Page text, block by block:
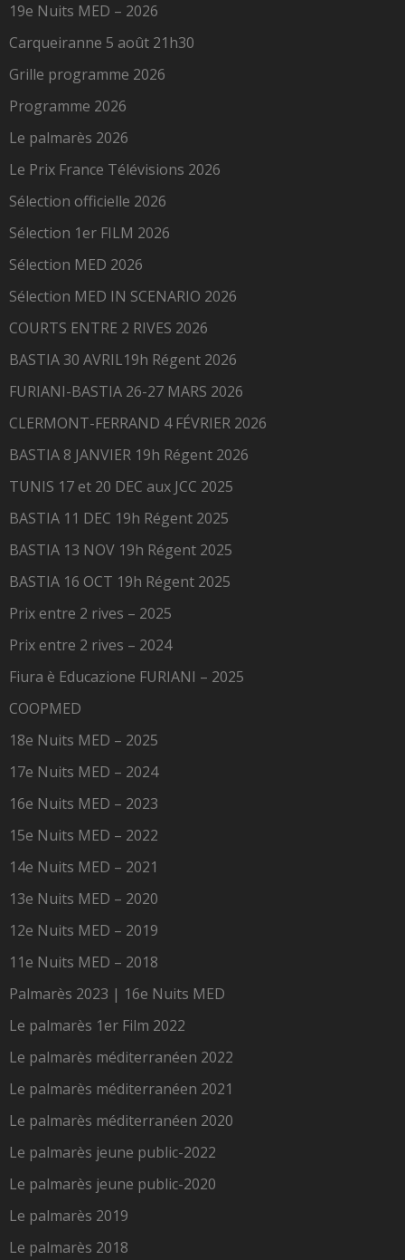
19e Nuits MED – 2026
Carqueiranne 5 août 21h30
Grille programme 2026
Programme 2026
Le palmarès 2026
Le Prix France Télévisions 2026
Sélection officielle 2026
Sélection 1er FILM 2026
Sélection MED 2026
Sélection MED IN SCENARIO 2026
COURTS ENTRE 2 RIVES 2026
BASTIA 30 AVRIL19h Régent 2026
FURIANI-BASTIA 26-27 MARS 2026
CLERMONT-FERRAND 4 FÉVRIER 2026
BASTIA 8 JANVIER 19h Régent 2026
TUNIS 17 et 20 DEC aux JCC 2025
BASTIA 11 DEC 19h Régent 2025
BASTIA 13 NOV 19h Régent 2025
BASTIA 16 OCT 19h Régent 2025
Prix entre 2 rives – 2025
Prix entre 2 rives – 2024
Fiura è Educazione FURIANI – 2025
COOPMED
18e Nuits MED – 2025
17e Nuits MED – 2024
16e Nuits MED – 2023
15e Nuits MED – 2022
14e Nuits MED – 2021
13e Nuits MED – 2020
12e Nuits MED – 2019
11e Nuits MED – 2018
Palmarès 2023 | 16e Nuits MED
Le palmarès 1er Film 2022
Le palmarès méditerranéen 2022
Le palmarès méditerranéen 2021
Le palmarès méditerranéen 2020
Le palmarès jeune public-2022
Le palmarès jeune public-2020
Le palmarès 2019
Le palmarès 2018